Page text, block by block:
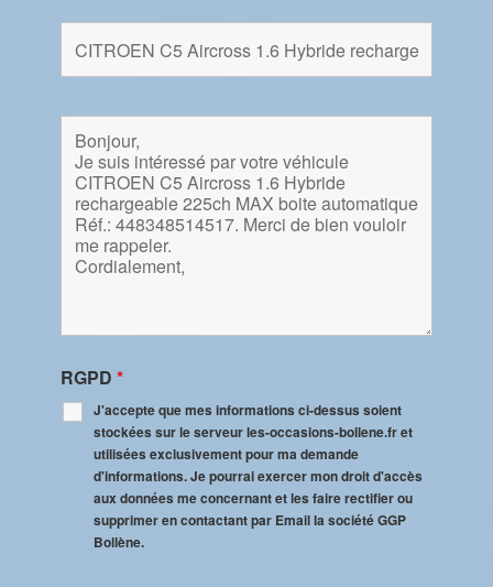
RGPD *
J'accepte que mes informations ci-dessus soient
stockées sur le serveur les-occasions-bollene.fr et
utilisées exclusivement pour ma demande
d'informations. Je pourrai exercer mon droit d'accès
aux données me concernant et les faire rectifier ou
supprimer en contactant par Email la société GGP
Bollène.